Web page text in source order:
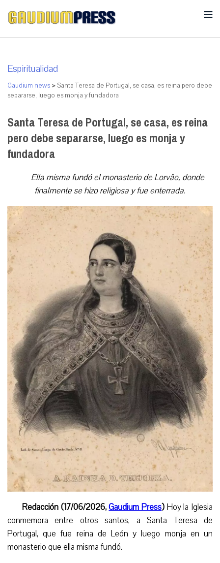
Espiritualidad
Gaudium news >Santa Teresa de Portugal, se casa, es reina pero debe
separarse, luego es monja y fundadora
Santa Teresa de Portugal, se casa, es reina
pero debe separarse, luego es monja y
fundadora
Ella misma fundó el monasterio de Lorvâo, donde
finalmente se hizo religiosa y fue enterrada.
Redacción (17/06/2026,Gaudium Press) Hoy la Iglesia
conmemora entre otros santos, a Santa Teresa de
Portugal, que fue reina de León y luego monja en un
monasterio que ella misma fundó.